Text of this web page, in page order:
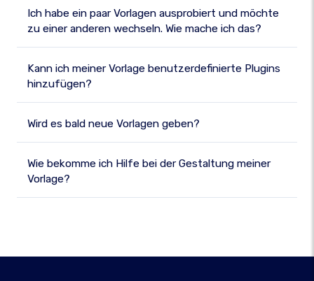
Ich habe ein paar Vorlagen ausprobiert und möchte
zu einer anderen wechseln. Wie mache ich das?
Kann ich meiner Vorlage benutzerdefinierte Plugins
hinzufügen?
Wird es bald neue Vorlagen geben?
Wie bekomme ich Hilfe bei der Gestaltung meiner
Vorlage?